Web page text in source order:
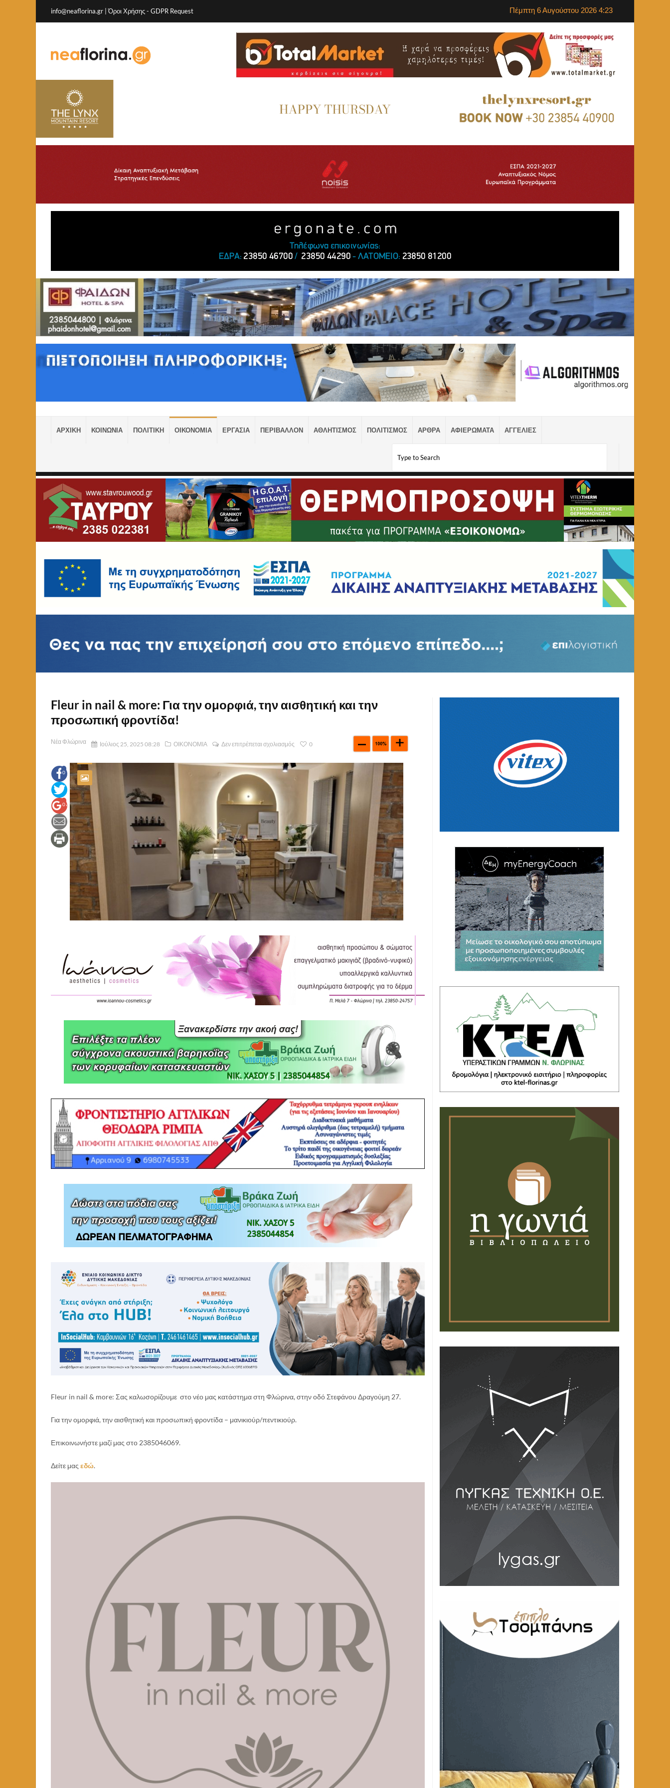
info@neaflorina.gr |Όροι Χρήσης- GDPR Request Πέμπτη 6 Αυγούστου 2026 4:23
ΑΡΧΙΚΗ ΚΟΙΝΩΝΙΑ ΠΟΛΙΤΙΚΗ ΟΙΚΟΝΟΜΙΑ ΕΡΓΑΣΙΑ ΠΕΡΙΒΑΛΛΟΝ ΑΘΛΗΤΙΣΜΟΣ ΠΟΛΙΤΙΣΜΟΣ ΑΡΘΡΑ ΑΦΙΕΡΩΜΑΤΑ ΑΓΓΕΛΙΕΣ
Fleur in nail & more: Για την ομορφιά, την αισθητική και την
προσωπική φροντίδα!
Νέα Φλώρινα Ιούλιος 25, 2025 08:28 ΟΙΚΟΝΟΜΙΑ Δεν επιτρέπεται σχολιασμός 0
0
0
Fleur in nail & more: Σας καλωσορίζουμε στο νέο μας κατάστημα στη Φλώρινα, στην οδό Στεφάνου Δραγούμη 27.
Για την ομορφιά, την αισθητική και προσωπική φροντίδα – μανικιούρ/πεντικιούρ.
Επικοινωνήστε μαζί μας στο 2385046069.
Δείτε μας εδώ.